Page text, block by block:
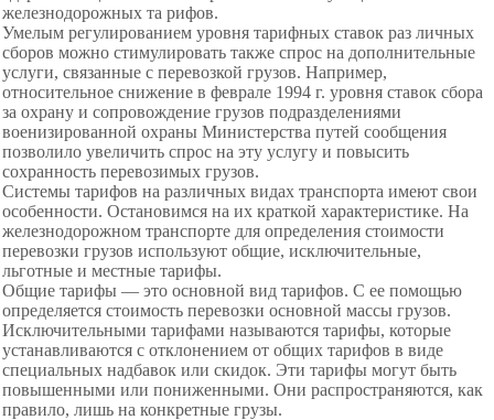
железнодорожных та рифов.
Умелым регулированием уровня тарифных ставок раз личных
сборов можно стимулировать также спрос на до­полнительные
услуги, связанные с перевозкой грузов. Например,
относительное снижение в феврале 1994 г. уровня ставок сбора
за охрану и сопровождение грузов подразделениями
военизированной охраны Министерства путей сообщения
позволило увеличить спрос на эту услугу и повысить
сохранность перевозимых грузов.
Системы тарифов на различных видах транспорта име­ют свои
особенности. Остановимся на их краткой характеристике. На
железнодорожном транспорте для определения стоимости
перевозки грузов используют общие, исключительные,
льготные и местные тарифы.
Общие тарифы — это основной вид тарифов. С ее помощью
определяется стоимость перевозки основной массы грузов.
Исключительными тарифами называются тарифы, которые
устанавливаются с отклонением от общих тарифов в виде
специальных надбавок или скидок. Эти тарифы могут быть
повышенными или пониженными. Они распространяются, как
правило, лишь на конкретные грузы.